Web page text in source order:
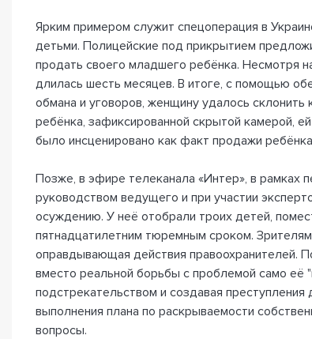
Ярким примером служит спецоперация в
детьми. Полицейские под прикрытием
продать своего младшего ребёнка. Несмотря
длилась шесть месяцев. В итоге, с помощью
обмана и уговоров, женщину удалось
ребёнка, зафиксированной скрытой камерой,
было инсценировано как факт продажи
Позже, в эфире телеканала «Интер», в рамках
руководством ведущего и при участии
осуждению. У неё отобрали троих детей,
пятнадцатилетним тюремным сроком.
оправдывающая действия правоохранителей.
вместо реальной борьбы с проблемой само её
подстрекательством и создавая
выполнения плана по раскрываемости
вопросы.